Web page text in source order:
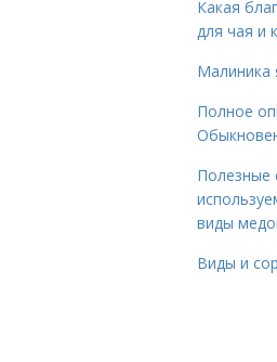
Какая
для чая и
Малиника
Полное
Полезные
виды
Виды и